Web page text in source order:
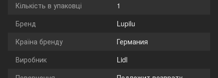
Кількість в упаковці
1
Бренд
Lupilu
Країна бренду
Германия
Виробник
Lidl